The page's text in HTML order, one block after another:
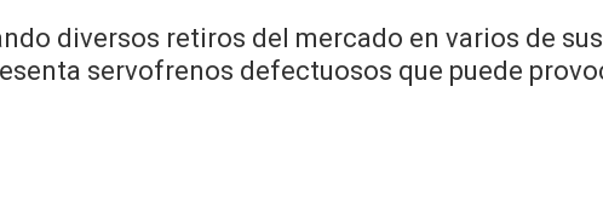
diversos retiros del mercado en varios de
servofrenos defectuosos que puede